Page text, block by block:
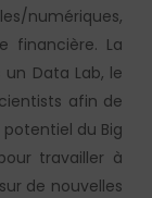
numériques,
financière. La
Data Lab, le
afin de
du Big
travailler à
de nouvelles